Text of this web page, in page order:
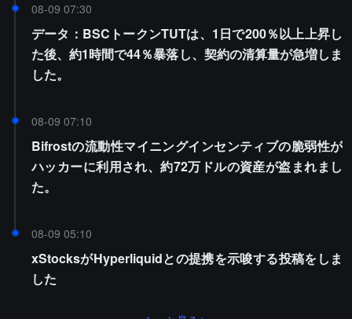
08-09 07:30
データ：BSCトークンTUTは、1日で200％以上上昇し
た後、約1時間で44％暴落し、契約の清算量が急増しま
した。
08-09 07:10
Bifrostの流動性マイニングインセンティブの脆弱性が
ハッカーに利用され、約72万ドルの資産が盗まれまし
た。
08-09 05:10
xStocksがHyperliquidとの提携を示唆する投稿をしま
した